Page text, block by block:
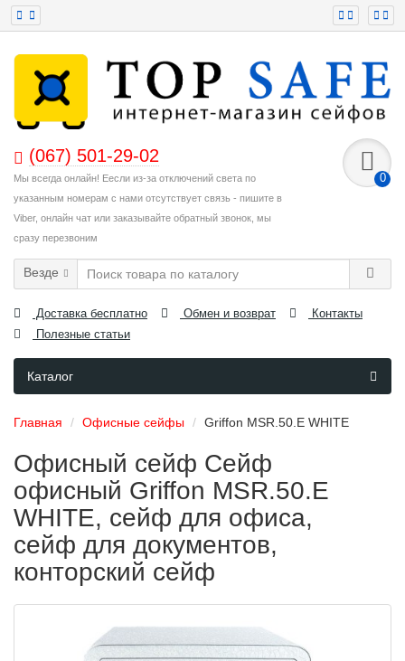
(067) 501-29-02
Мы всегда онлайн! Еесли из-за отключений света по
указанным номерам с нами отсутствует связь - пишите в
Viber, онлайн чат или заказывайте обратный звонок, мы
сразу перезвоним
0
Везде
Доставка бесплатно Обмен и возврат
Контакты
Полезные статьи
Каталог
Главная Офисные сейфы Griffon MSR.50.Е WHITE
Офисный сейф Сейф
офисный Griffon MSR.50.Е
WHITE, сейф для офиса,
сейф для документов,
конторский сейф